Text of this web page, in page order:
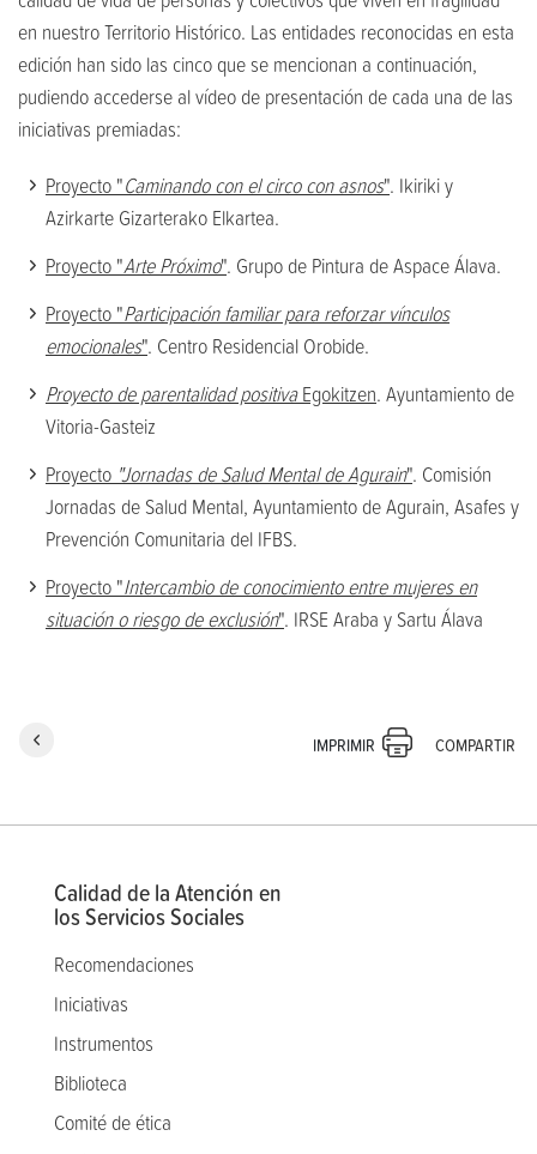
en nuestro Territorio Histórico. Las entidades reconocidas en esta
edición han sido las cinco que se mencionan a continuación,
pudiendo accederse al vídeo de presentación de cada una de las
iniciativas premiadas:
Proyecto "Caminando con el circo con asnos". Ikiriki y
Azirkarte Gizarterako Elkartea.
Proyecto "Arte Próximo". Grupo de Pintura de Aspace Álava.
Proyecto "Participación familiar para reforzar vínculos
emocionales". Centro Residencial Orobide.
Proyecto de parentalidad positivaEgokitzen. Ayuntamiento de
Vitoria-Gasteiz
Proyecto "Jornadas de Salud Mental de Agurain". Comisión
Jornadas de Salud Mental, Ayuntamiento de Agurain, Asafes y
Prevención Comunitaria del IFBS.
Proyecto "Intercambio de conocimiento entre mujeres en
situación o riesgo de exclusión". IRSE Araba y Sartu Álava
IMPRIMIR COMPARTIR
Calidad de la Atención en
los Servicios Sociales
Recomendaciones
Iniciativas
Instrumentos
Biblioteca
Comité de ética